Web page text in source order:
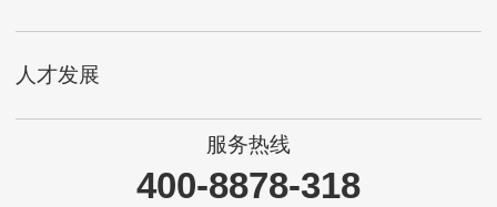
人才发展
服务热线
400-8878-318